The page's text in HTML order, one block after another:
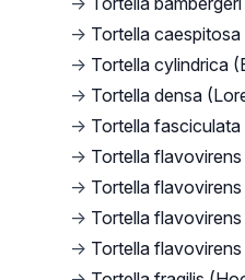
→ Tortella
→ Tortella cylindrica
→ Tortella densa
→ Tortella fasciculata
→ Tortella
→ Tortella
→ Tortella flavovirens
→ Tortella